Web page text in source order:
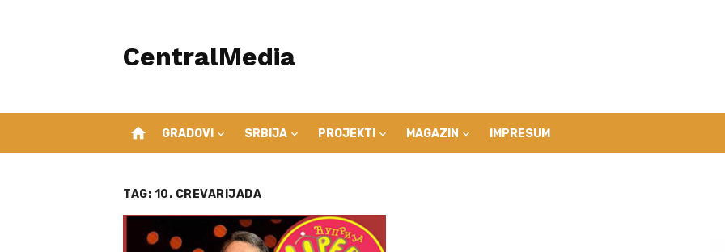
CentralMedia
home GRADOVI SRBIJA PROJEKTI MAGAZIN IMPRESUM
TAG: 10. CREVARIJADA